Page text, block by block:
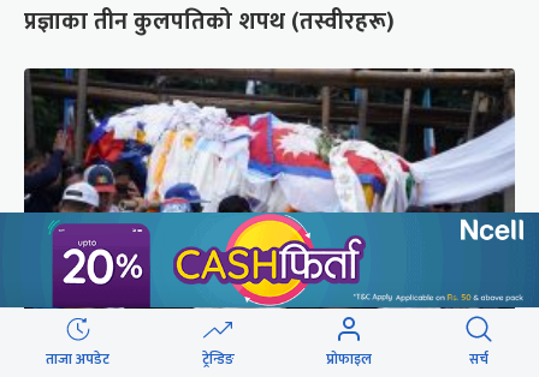
प्रज्ञाका तीन कुलपतिको शपथ (तस्वीरहरू)
ताजा अपडेट ट्रेन्डिङ प्रोफाइल सर्च